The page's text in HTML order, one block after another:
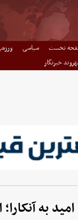
نخست سیاسی
خبرنگار
به